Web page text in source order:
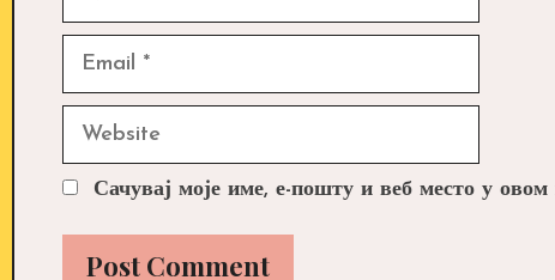
Сачувај моје име, е-пошту и веб место у